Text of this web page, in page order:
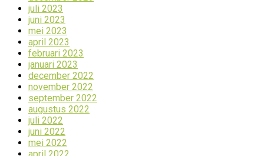
juli 2023
juni 2023
mei 2023
april 2023
februari 2023
januari 2023
december 2022
november 2022
september 2022
augustus 2022
juli 2022
juni 2022
mei 2022